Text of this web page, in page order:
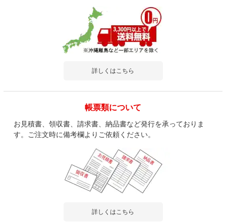
詳しくはこちら
帳票類について
お見積書、領収書、請求書、納品書など発行を承っておりま
す。ご注文時に備考欄よりご依頼ください。
詳しくはこちら